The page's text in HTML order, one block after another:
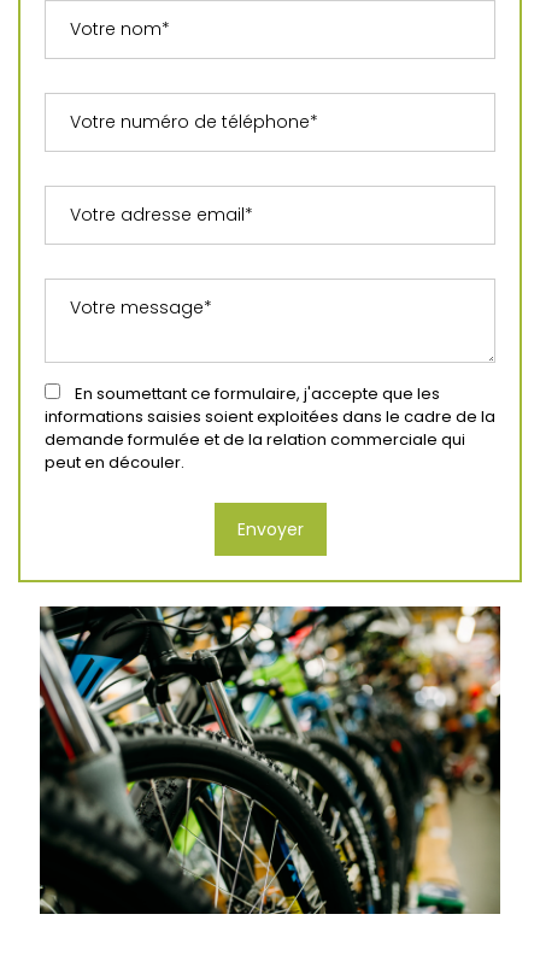
En soumettant ce formulaire, j'accepte que les
informations saisies soient exploitées dans le cadre de la
demande formulée et de la relation commerciale qui
peut en découler.